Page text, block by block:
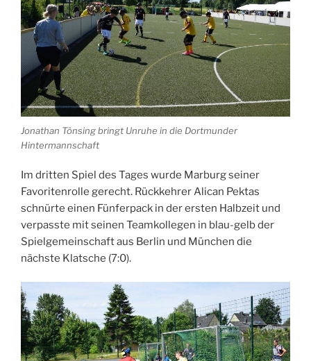
Jonathan Tönsing bringt Unruhe in die Dortmunder
Hintermannschaft
Im dritten Spiel des Tages wurde Marburg seiner
Favoritenrolle gerecht. Rückkehrer Alican Pektas
schnürte einen Fünferpack in der ersten Halbzeit und
verpasste mit seinen Teamkollegen in blau-gelb der
Spielgemeinschaft aus Berlin und München die
nächste Klatsche (7:0).